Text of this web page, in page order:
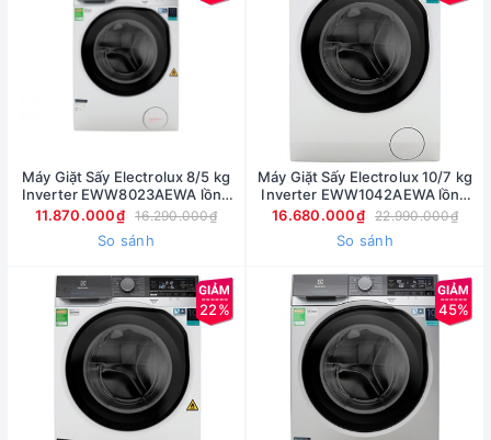
Máy Giặt Sấy Electrolux 8/5 kg
Inverter EWW8023AEWA lồng
ngang
11.870.000₫ 16.290.000₫
So sánh
Máy Giặt Sấy Electrolux 10/7 kg
Inverter EWW1042AEWA lồng
ngang
16.680.000₫ 22.990.000₫
So sánh
22% 45%